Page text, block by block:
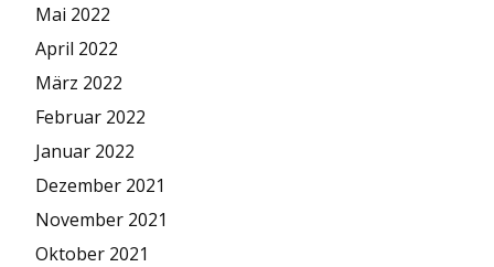
Mai 2022
April 2022
März 2022
Februar 2022
Januar 2022
Dezember 2021
November 2021
Oktober 2021